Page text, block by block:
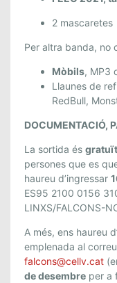
2 mascaretes
Per altra banda, no
Mòbils, MP3
Llaunes de
RedBull,
DOCUMENTACIÓ,
La sortida és
persones que es
haureu d’ingressar
ES95 2100 0156
LINXS/FALCONS-
A més, ens haureu
emplenada al correu
falcons@cellv.cat
de desembre per a